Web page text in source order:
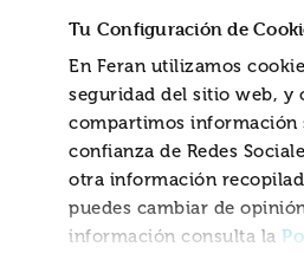
Tu Configuración de
En Feran utilizamos
seguridad del sitio web, y
compartimos información
confianza de Redes
otra información
puedes cambiar de
información consulta la